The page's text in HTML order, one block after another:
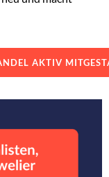
AKTIV